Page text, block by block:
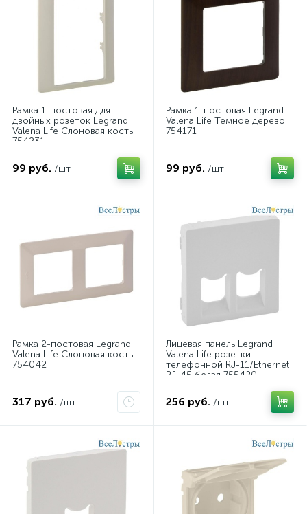
Рамка 1-постовая для
двойных розеток Legrand
Valena Life Слоновая кость
754231
99 руб. /шт
Рамка 1-постовая Legrand
Valena Life Темное дерево
754171
99 руб. /шт
Рамка 2-постовая Legrand
Valena Life Слоновая кость
754042
317 руб. /шт
Лицевая панель Legrand
Valena Life розетки
телефонной RJ-11/Ethernet
RJ-45 белая 755420
256 руб. /шт